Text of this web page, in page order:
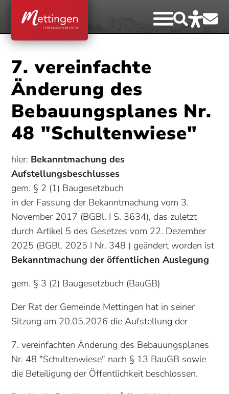
7. vereinfachte
Änderung des
Bebauungsplanes Nr.
48 "Schultenwiese"
hier: Bekanntmachung des
Aufstellungsbeschlusses
gem. § 2 (1) Baugesetzbuch
in der Fassung der Bekanntmachung vom 3.
November 2017 (BGBl. I S. 3634), das zuletzt
durch Artikel 5 des Gesetzes vom 22. Dezember
2025 (BGBl. 2025 I Nr. 348 ) geändert worden ist
Bekanntmachung der öffentlichen Auslegung
gem. § 3 (2) Baugesetzbuch (BauGB)
Der Rat der Gemeinde Mettingen hat in seiner
Sitzung am 20.05.2026 die Aufstellung der
7. vereinfachten Änderung des Bebauungsplanes
Nr. 48 "Schultenwiese" nach § 13 BauGB sowie
die Beteiligung der Öffentlichkeit beschlossen.